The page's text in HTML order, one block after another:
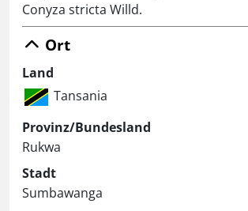
Conyza stricta Willd.
Ort
Land
Tansania
Provinz/Bundesland
Rukwa
Stadt
Sumbawanga